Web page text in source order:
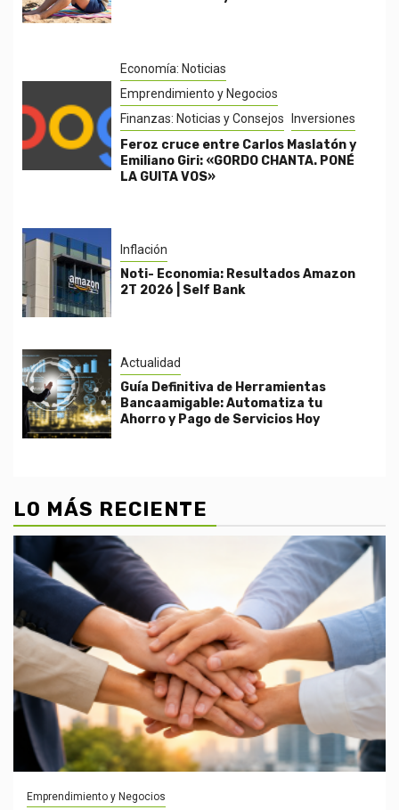
Economía: Noticias
Emprendimiento y Negocios
Finanzas: Noticias y Consejos
Inversiones
Feroz cruce entre Carlos Maslatón y
Emiliano Giri: «GORDO CHANTA. PONÉ
LA GUITA VOS»
Inflación
Noti- Economia: Resultados Amazon
2T 2026 | Self Bank
Actualidad
Guía Definitiva de Herramientas
Bancaamigable: Automatiza tu
Ahorro y Pago de Servicios Hoy
LO MÁS RECIENTE
Emprendimiento y Negocios